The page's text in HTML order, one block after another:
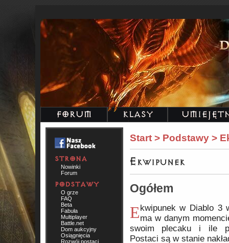
Nowinki
Forum
O grze
FAQ
Beta
Fabuła
Multiplayer
Battle.net
Dom aukcyjny
Osiągnięcia
Rozwój postaci
Start > Podstawy >
Ogółem
Ekwipunek w Diablo 3 wyświetla, co bohaterma w danym
swoim plecaku i ile
Postaci są w stanie